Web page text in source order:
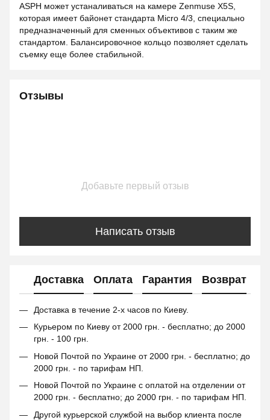
ASPH может устаналиваться на камере Zenmuse X5S,
которая имеет байонет стандарта Micro 4/3, специально
предназначенный для сменных объективов с таким же
стандартом. Балансировочное кольцо позволяет сделать
съемку еще более стабильной.
Отзывы
Добавьте первый отзыв
Написать отзыв
Доставка Оплата Гарантия Возврат
Доставка в течение 2-х часов по Киеву.
Курьером по Киеву от 2000 грн. - бесплатно; до 2000
грн. - 100 грн.
Новой Почтой по Украине от 2000 грн. - бесплатно; до
2000 грн. - по тарифам НП.
Новой Почтой по Украине с оплатой на отделении от
2000 грн. - бесплатно; до 2000 грн. - по тарифам НП.
Другой курьерской службой на выбор клиента после